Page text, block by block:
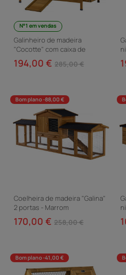
N°1 em vendas
Galinheiro de madeira
"Cocotte" com caixa de
nidificação - Castanho
194,00 € 285,00 €
Bom plano -88,00 €
Coelheira de madeira "Galina"
2 portas - Marrom
170,00 € 258,00 €
Bom plano -41,00 €